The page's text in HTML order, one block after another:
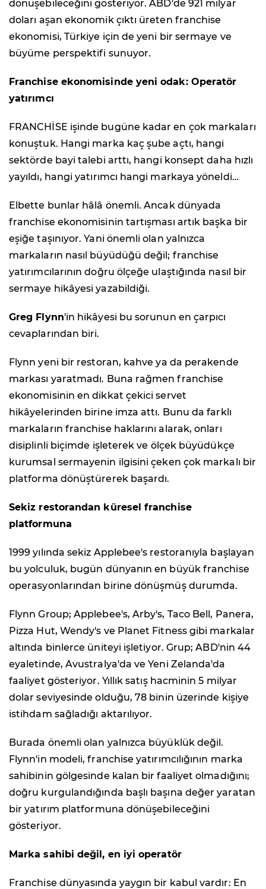
dönüşebileceğini gösteriyor. ABD'de 921 milyar
doları aşan ekonomik çıktı üreten franchise
ekonomisi, Türkiye için de yeni bir sermaye ve
büyüme perspektifi sunuyor.
Franchise ekonomisinde yeni odak: Operatör
yatırımcı
FRANCHİSE işinde bugüne kadar en çok markaları
konuştuk. Hangi marka kaç şube açtı, hangi
sektörde bayi talebi arttı, hangi konsept daha hızlı
yayıldı, hangi yatırımcı hangi markaya yöneldi…
Elbette bunlar hâlâ önemli. Ancak dünyada
franchise ekonomisinin tartışması artık başka bir
eşiğe taşınıyor. Yani önemli olan yalnızca
markaların nasıl büyüdüğü değil; franchise
yatırımcılarının doğru ölçeğe ulaştığında nasıl bir
sermaye hikâyesi yazabildiği.
Greg Flynn'in hikâyesi bu sorunun en çarpıcı
cevaplarından biri.
Flynn yeni bir restoran, kahve ya da perakende
markası yaratmadı. Buna rağmen franchise
ekonomisinin en dikkat çekici servet
hikâyelerinden birine imza attı. Bunu da farklı
markaların franchise haklarını alarak, onları
disiplinli biçimde işleterek ve ölçek büyüdükçe
kurumsal sermayenin ilgisini çeken çok markalı bir
platforma dönüştürerek başardı.
Sekiz restorandan küresel franchise
platformuna
1999 yılında sekiz Applebee's restoranıyla başlayan
bu yolculuk, bugün dünyanın en büyük franchise
operasyonlarından birine dönüşmüş durumda.
Flynn Group; Applebee's, Arby's, Taco Bell, Panera,
Pizza Hut, Wendy's ve Planet Fitness gibi markalar
altında binlerce üniteyi işletiyor. Grup; ABD'nin 44
eyaletinde, Avustralya'da ve Yeni Zelanda'da
faaliyet gösteriyor. Yıllık satış hacminin 5 milyar
dolar seviyesinde olduğu, 78 binin üzerinde kişiye
istihdam sağladığı aktarılıyor.
Burada önemli olan yalnızca büyüklük değil.
Flynn'in modeli, franchise yatırımcılığının marka
sahibinin gölgesinde kalan bir faaliyet olmadığını;
doğru kurgulandığında başlı başına değer yaratan
bir yatırım platformuna dönüşebileceğini
gösteriyor.
Marka sahibi değil, en iyi operatör
Franchise dünyasında yaygın bir kabul vardır: En